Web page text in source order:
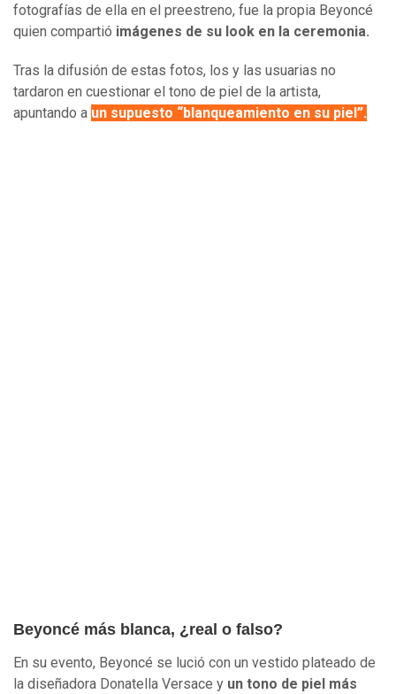
fotografías de ella en el preestreno, fue la propia Beyoncé
quien compartió imágenes de su look en la ceremonia.
Tras la difusión de estas fotos, los y las usuarias no
tardaron en cuestionar el tono de piel de la artista,
apuntando a un supuesto “blanqueamiento en su piel”.
Beyoncé más blanca, ¿real o falso?
En su evento, Beyoncé se lució con un vestido plateado de
la diseñadora Donatella Versace y un tono de piel más